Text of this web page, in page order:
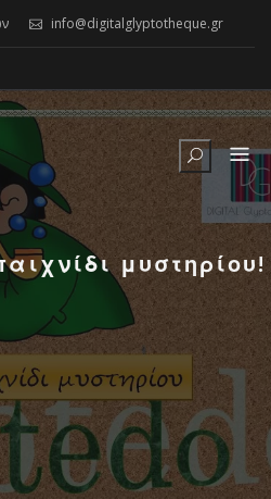
info@digitalglyptotheque.gr
μυστηρίου!